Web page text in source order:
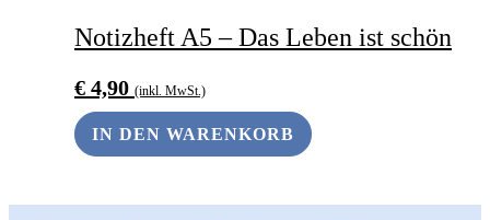
Notizheft A5 – Das Leben ist schön
€ 4,90 (inkl. MwSt.)
IN DEN WARENKORB